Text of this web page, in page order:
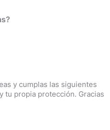
y cumplas las siguientes
tu propia protección. Gracias